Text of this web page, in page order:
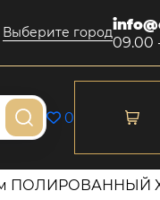
Выберите город
09.00
0
мм ПОЛИРОВАННЫЙ